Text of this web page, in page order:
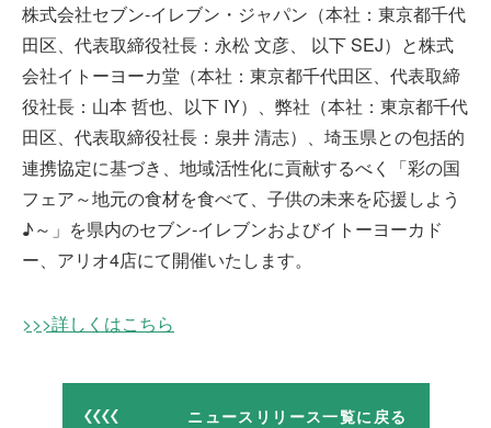
受賞歴
採用情報
お問い合わせ
株式会社セブン‐イレブン・ジャパン（本社：東京都千代
田区、代表取締役社長：永松 文彦、 以下 SEJ）と株式
会社イトーヨーカ堂（本社：東京都千代田区、代表取締
役社長：山本 哲也、以下 IY）、弊社（本社：東京都千代
田区、代表取締役社長：泉井 清志）、埼玉県との包括的
連携協定に基づき、地域活性化に貢献するべく「彩の国
フェア～地元の食材を食べて、子供の未来を応援しよう
♪～」を県内のセブン‐イレブンおよびイトーヨーカド
ー、アリオ4店にて開催いたします。
>>>詳しくはこちら
ニュースリリース一覧に戻る